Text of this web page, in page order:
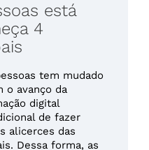
está
4
tem mudado
o avanço da
digital
de fazer
alicerces das
Dessa forma, as